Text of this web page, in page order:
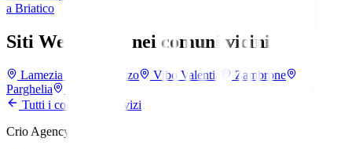
a Briatico
Siti Web anche nei comuni vicini
Lamezia Terme Pizzo Vibo Valentia
Zambrone
Parghelia
Tutti i comuni e i servizi
Crio Agency srl